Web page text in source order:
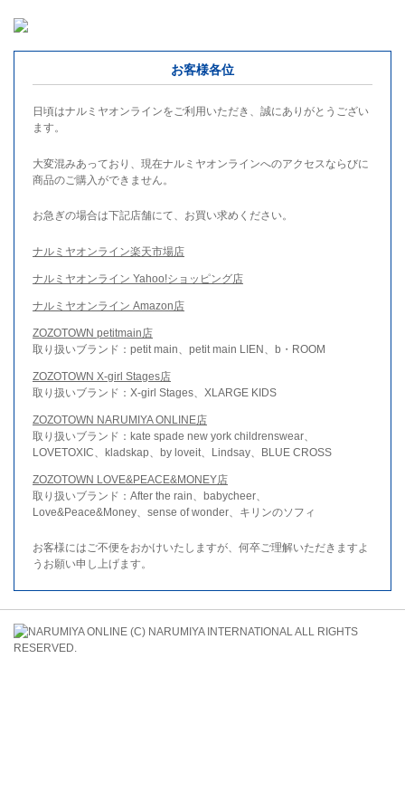
お客様各位
日頃はナルミヤオンラインをご利用いただき、誠にありがとうござい
ます。
大変混みあっており、現在ナルミヤオンラインへのアクセスならびに
商品のご購入ができません。
お急ぎの場合は下記店舗にて、お買い求めください。
ナルミヤオンライン楽天市場店
ナルミヤオンライン Yahoo!ショッピング店
ナルミヤオンライン Amazon店
ZOZOTOWN petitmain店
取り扱いブランド：petit main、petit main LIEN、b・ROOM
ZOZOTOWN X-girl Stages店
取り扱いブランド：X-girl Stages、XLARGE KIDS
ZOZOTOWN NARUMIYA ONLINE店
取り扱いブランド：kate spade new york childrenswear、
LOVETOXIC、kladskap、by loveit、Lindsay、BLUE CROSS
ZOZOTOWN LOVE&PEACE&MONEY店
取り扱いブランド：After the rain、babycheer、
Love&Peace&Money、sense of wonder、キリンのソフィ
お客様にはご不便をおかけいたしますが、何卒ご理解いただきますよ
うお願い申し上げます。